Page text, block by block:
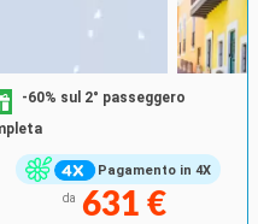
Pagamento in 4X
-60% sul 2° passeggero
da 631 €